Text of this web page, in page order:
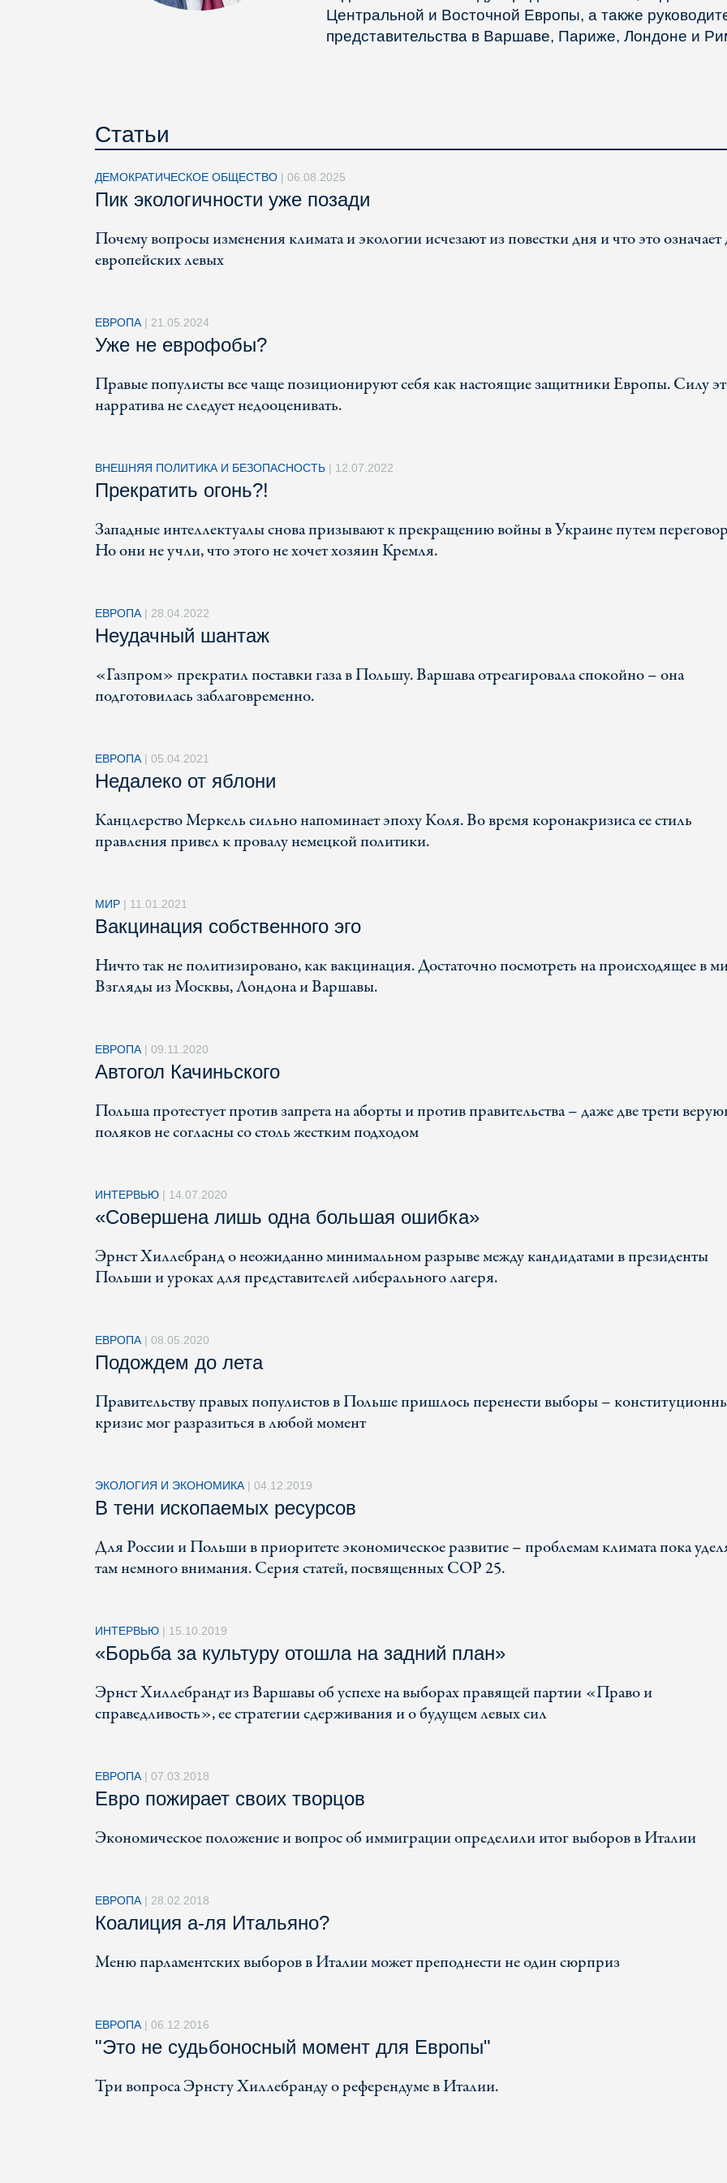
Центральной и Восточной Европы, а также
представительства в Варшаве, Париже, Лондоне и
Статьи
ДЕМОКРАТИЧЕСКОЕ ОБЩЕСТВО | 06.08.2025
Пик экологичности уже позади
Почему вопросы изменения климата и экологии исчезают из повестки дня и что это означает
европейских левых
ЕВРОПА | 21.05.2024
Уже не еврофобы?
Правые популисты все чаще позиционируют себя как настоящие защитники Европы. Силу
нарратива не следует недооценивать.
ВНЕШНЯЯ ПОЛИТИКА И БЕЗОПАСНОСТЬ | 12.07.2022
Прекратить огонь?!
Западные интеллектуалы снова призывают к прекращению войны в Украине путем
Но они не учли, что этого не хочет хозяин Кремля.
ЕВРОПА | 28.04.2022
Неудачный шантаж
«Газпром» прекратил поставки газа в Польшу. Варшава отреагировала спокойно – она
подготовилась заблаговременно.
ЕВРОПА | 05.04.2021
Недалеко от яблони
Канцлерство Меркель сильно напоминает эпоху Коля. Во время коронакризиса ее стиль
правления привел к провалу немецкой политики.
МИР | 11.01.2021
Вакцинация собственного эго
Ничто так не политизировано, как вакцинация. Достаточно посмотреть на происходящее в
Взгляды из Москвы, Лондона и Варшавы.
ЕВРОПА | 09.11.2020
Автогол Качиньского
Польша протестует против запрета на аборты и против правительства – даже две трети
поляков не согласны со столь жестким подходом
ИНТЕРВЬЮ | 14.07.2020
«Совершена лишь одна большая ошибка»
Эрнст Хиллебранд о неожиданно минимальном разрыве между кандидатами в президенты
Польши и уроках для представителей либерального лагеря.
ЕВРОПА | 08.05.2020
Подождем до лета
Правительству правых популистов в Польше пришлось перенести выборы –
кризис мог разразиться в любой момент
ЭКОЛОГИЯ И ЭКОНОМИКА | 04.12.2019
В тени ископаемых ресурсов
Для России и Польши в приоритете экономическое развитие – проблемам климата пока
там немного внимания. Серия статей, посвященных COP 25.
ИНТЕРВЬЮ | 15.10.2019
«Борьба за культуру отошла на задний план»
Эрнст Хиллебрандт из Варшавы об успехе на выборах правящей партии «Право и
справедливость», ее стратегии сдерживания и о будущем левых сил
ЕВРОПА | 07.03.2018
Евро пожирает своих творцов
Экономическое положение и вопрос об иммиграции определили итог выборов в Италии
ЕВРОПА | 28.02.2018
Коалиция а-ля Итальяно?
Меню парламентских выборов в Италии может преподнести не один сюрприз
ЕВРОПА | 06.12.2016
"Это не судьбоносный момент для Европы"
Три вопроса Эрнсту Хиллебранду о референдуме в Италии.